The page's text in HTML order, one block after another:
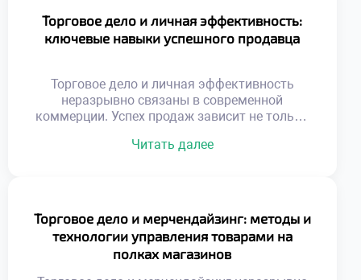
Современные технологии трансформируют
привычные методы оплаты товаров.
Управление ликвидностью становится
неплатежей требуют надежных механизмов
защиты. Финансовая дисциплина определяет
выживаемость компании […]
Торговое дело и личная эффективность:
ключевые навыки успешного продавца
Торговое дело и личная эффективность
неразрывно связаны в современной
коммерции. Успех продаж зависит не только
определяет результат сделки. Выгорание
Эмоциональный интеллект важнее
механического знания скриптов. Клиент
чувствует искренность и заинтересованность
продавца. Личностный рост напрямую
Читать далее
Торговое дело и мерчендайзинг: методы и
технологии управления товарами на
полках магазинов